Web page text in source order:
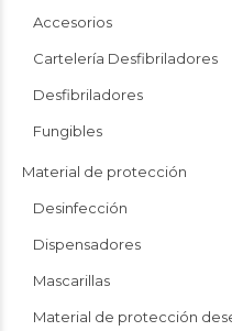
Accesorios
Cartelería Desfibriladores
Desfibriladores
Fungibles
Material de protección
Desinfección
Dispensadores
Mascarillas
Material de protección